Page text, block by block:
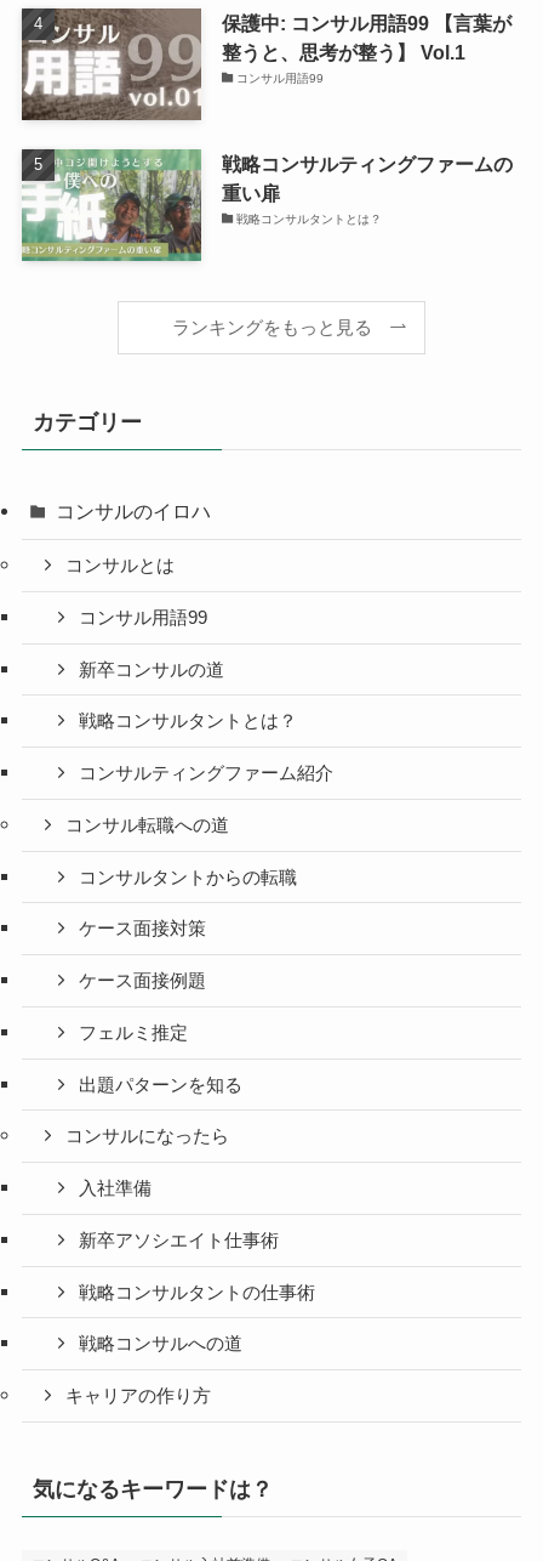
保護中: コンサル用語99 【言葉が
整うと、思考が整う】 Vol.1
コンサル用語99
戦略コンサルティングファームの
重い扉
戦略コンサルタントとは？
ランキングをもっと見る
カテゴリー
コンサルのイロハ
コンサルとは
コンサル用語99
新卒コンサルの道
戦略コンサルタントとは？
コンサルティングファーム紹介
コンサル転職への道
コンサルタントからの転職
ケース面接対策
ケース面接例題
フェルミ推定
出題パターンを知る
コンサルになったら
入社準備
新卒アソシエイト仕事術
戦略コンサルタントの仕事術
戦略コンサルへの道
キャリアの作り方
気になるキーワードは？